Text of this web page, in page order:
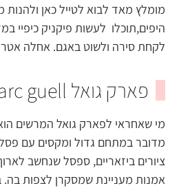
מומלץ מאד לבוא לטייל כאן ולהנות
היפים,תוכלו לעשות פיקניק כיפיי
לקחת סירה ולשוט באגם. אחלה
פארק גואל parc guell
מי שאחראי לפארק גואל המרשים
מדובר במתחם גדול ומקסים עם
ציורים ביזאריים, ספסל שנחשב
אמנות מעניינת שמסקרן לצפות